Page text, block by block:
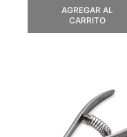
AGREGAR AL
CARRITO